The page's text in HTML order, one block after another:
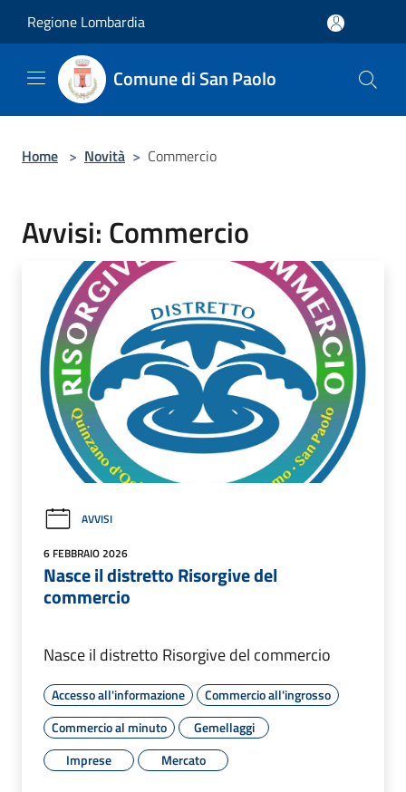
Regione Lombardia
Comune di San Paolo
Home > Novità > Commercio
Avvisi: Commercio
AVVISI
6 FEBBRAIO 2026
Nasce il distretto Risorgive del
commercio
Nasce il distretto Risorgive del commercio
Accesso all'informazione
Commercio all'ingrosso
Commercio al minuto
Gemellaggi
Imprese
Mercato